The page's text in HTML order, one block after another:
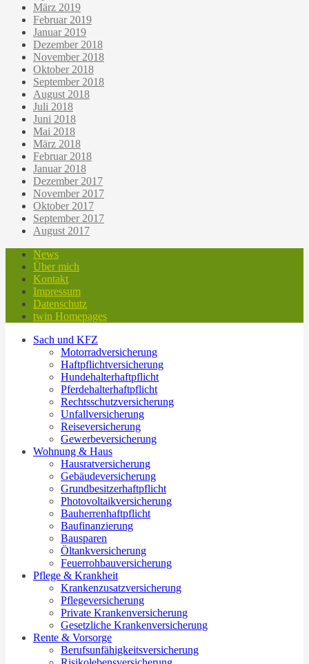
März 2019
Februar 2019
Januar 2019
Dezember 2018
November 2018
Oktober 2018
September 2018
August 2018
Juli 2018
Juni 2018
Mai 2018
März 2018
Februar 2018
Januar 2018
Dezember 2017
November 2017
Oktober 2017
September 2017
August 2017
News
Über mich
Kontakt
Impressum
Datenschutz
twin Homepages
Sach und KFZ
Motorradversicherung
Haftpflichtversicherung
Hundehalterhaftpflicht
Pferdehalterhaftpflicht
Rechtsschutzversicherung
Unfallversicherung
Reiseversicherung
Gewerbeversicherung
Wohnung & Haus
Hausratversicherung
Gebäudeversicherung
Grundbesitzerhaftpflicht
Photovoltaikversicherung
Bauherrenhaftpflicht
Baufinanzierung
Bausparen
Öltankversicherung
Feuerrohbauversicherung
Pflege & Krankheit
Krankenzusatzversicherung
Pflegeversicherung
Private Krankenversicherung
Gesetzliche Krankenversicherung
Rente & Vorsorge
Berufs­unfähigkeitsversicherung